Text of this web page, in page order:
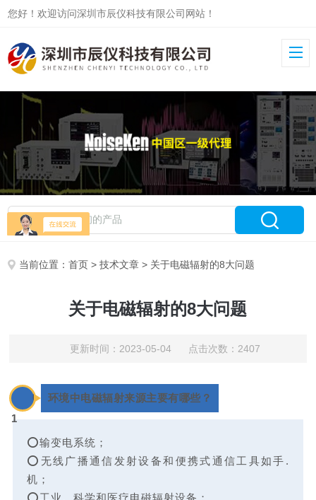
您好！欢迎访问深圳市辰仪科技有限公司网站！
当前位置：首页 >技术文章 > 关于电磁辐射的8大问题
关于电磁辐射的8大问题
更新时间：2023-05-04 点击次数：2407
0
1
环境中电磁辐射来源主要有哪些？
⭕输变电系统；
⭕无线广播通信发射设备和便携式通信工具如手.
机；
⭕工业、科学和医疗电磁辐射设备；